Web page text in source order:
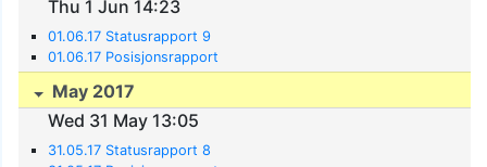
Thu 1 Jun 14:23
01.06.17 Statusrapport 9
01.06.17 Posisjonsrapport
May 2017
Wed 31 May 13:05
31.05.17 Statusrapport 8